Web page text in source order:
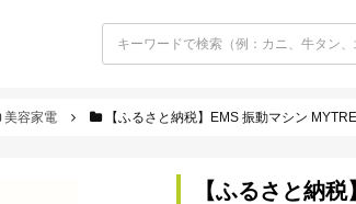
美容家電 【ふるさと納税】EMS 振動マシン MYTREX W FIT PRO MT-
【ふるさと納